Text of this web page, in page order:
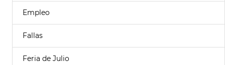
Empleo
Fallas
Feria de Julio